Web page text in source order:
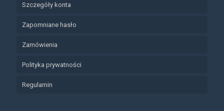
Szczegóły konta
Zapomniane hasło
Zamówienia
Polityka prywatności
Regulamin